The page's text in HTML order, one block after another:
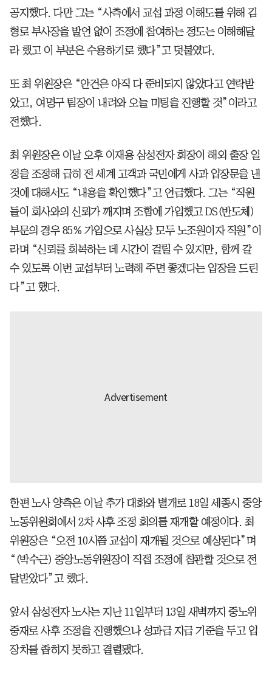
공지했다. 다만 그는 “사측에서 교섭 과정 이해도를 위해 김
형로 부사장을 발언 없이 조정에 참여하는 정도는 이해해달
라 했고 이 부분은 수용하기로 했다”고 덧붙였다.
또 최 위원장은 “안건은 아직 다 준비되지 않았다고 연락받
았고, 여명구 팀장이 내려와 오늘 미팅을 진행할 것”이라고
전했다.
최 위원장은 이날 오후 이재용 삼성전자 회장이 해외 출장 일
정을 조정해 급히 전 세계 고객과 국민에게 사과 입장문을 낸
것에 대해서도 “내용을 확인했다”고 언급했다. 그는 “직원
들이 회사와의 신뢰가 깨지며 조합에 가입했고 DS(반도체)
부문의 경우 85% 가입으로 사실상 모두 노조원이자 직원”이
라며 “신뢰를 회복하는 데 시간이 걸릴 수 있지만, 함께 갈
수 있도록 이번 교섭부터 노력해 주면 좋겠다는 입장을 드린
다”고 했다.
한편 노사 양측은 이날 추가 대화와 별개로 18일 세종시 중앙
노동위원회에서 2차 사후 조정 회의를 재개할 예정이다. 최
위원장은 “오전 10시쯤 교섭이 재개될 것으로 예상된다”며
“(박수근) 중앙노동위원장이 직접 조정에 참관할 것으로 전
달받았다”고 했다.
앞서 삼성전자 노사는 지난 11일부터 13일 새벽까지 중노위
중재로 사후 조정을 진행했으나 성과급 지급 기준을 두고 입
장차를 좁히지 못하고 결렬됐다.